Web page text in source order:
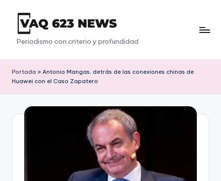
Saltar
contenido
V
a
q
6
Periodismo con criterio y profundidad
Portada » Antonio Mangas, detrás de las conexiones chinas de
Huawei con el Caso Zapatero